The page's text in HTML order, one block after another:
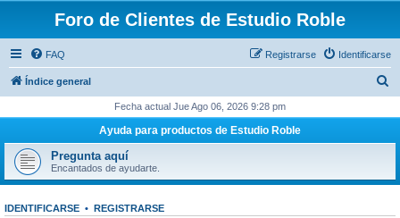
Foro de Clientes de Estudio Roble
FAQ Identificarse
Registrarse
Índice general
c
r
Fecha actual Jue Ago 06, 2026 9:28 pm
Ayuda para productos de Estudio Roble
Pregunta aquí
Encantados de ayudarte.
IDENTIFICARSE • REGISTRARSE